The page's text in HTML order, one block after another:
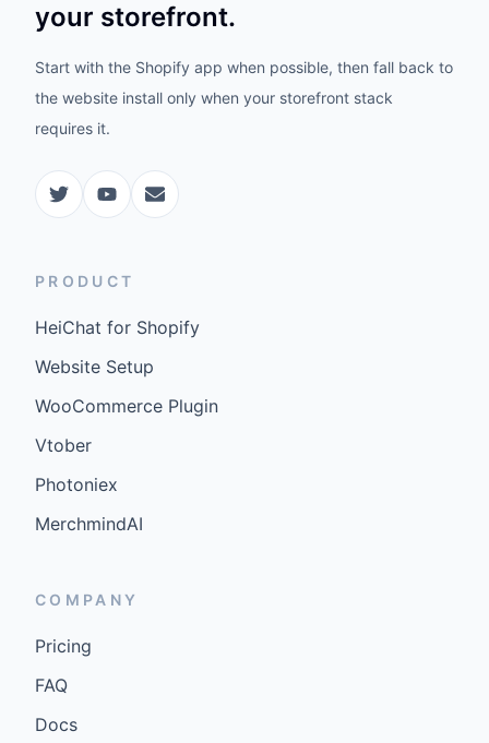
your storefront.
Start with the Shopify app when possible, then fall back to
the website install only when your storefront stack
requires it.
PRODUCT
HeiChat for Shopify
Website Setup
WooCommerce Plugin
Vtober
Photoniex
MerchmindAI
COMPANY
Pricing
FAQ
Docs